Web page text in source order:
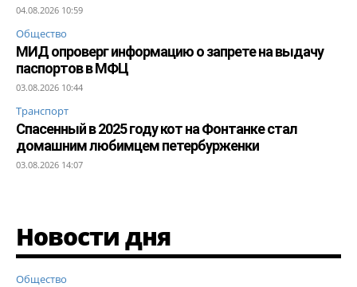
04.08.2026 10:59
Общество
МИД опроверг информацию о запрете на выдачу
паспортов в МФЦ
03.08.2026 10:44
Транспорт
Спасенный в 2025 году кот на Фонтанке стал
домашним любимцем петербурженки
03.08.2026 14:07
Новости дня
Общество